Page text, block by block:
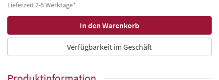
Lieferzeit 2-5 Werktage*
Verfügbarkeit im Geschäft